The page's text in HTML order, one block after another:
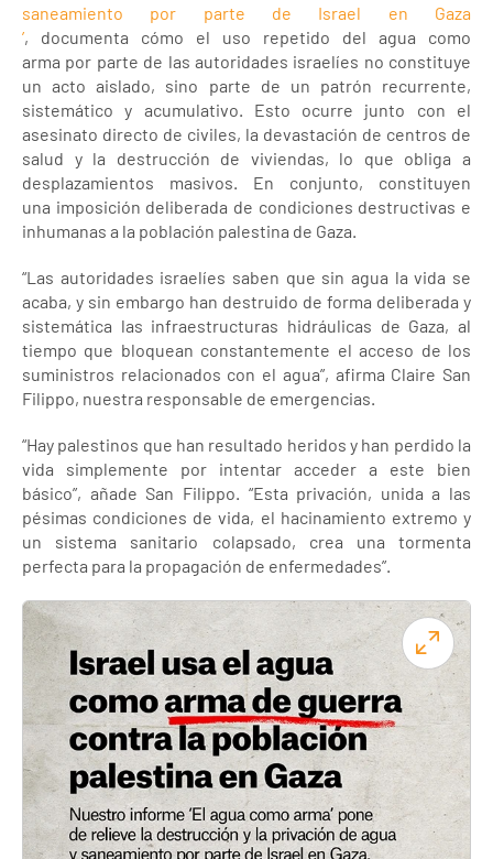
saneamiento por parte de Israel en Gaza
’, documenta cómo el uso repetido del agua como
arma por parte de las autoridades israelíes no constituye
un acto aislado, sino parte de un patrón recurrente,
sistemático y acumulativo. Esto ocurre junto con el
asesinato directo de civiles, la devastación de centros de
salud y la destrucción de viviendas, lo que obliga a
desplazamientos masivos. En conjunto, constituyen
una imposición deliberada de condiciones destructivas e
inhumanas a la población palestina de Gaza.
“Las autoridades israelíes saben que sin agua la vida se
acaba, y sin embargo han destruido de forma deliberada y
sistemática las infraestructuras hidráulicas de Gaza, al
tiempo que bloquean constantemente el acceso de los
suministros relacionados con el agua”, afirma Claire San
Filippo, nuestra responsable de emergencias.
“Hay palestinos que han resultado heridos y han perdido la
vida simplemente por intentar acceder a este bien
básico”, añade San Filippo. “Esta privación, unida a las
pésimas condiciones de vida, el hacinamiento extremo y
un sistema sanitario colapsado, crea una tormenta
perfecta para la propagación de enfermedades”.